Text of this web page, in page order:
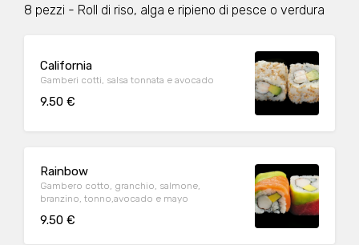
8 pezzi - Roll di riso, alga e ripieno di pesce o verdura
California
Gamberi cotti, salsa tonnata e avocado
9.50 €
Rainbow
Gambero cotto, granchio, salmone,
branzino, tonno,avocado e mayo
9.50 €